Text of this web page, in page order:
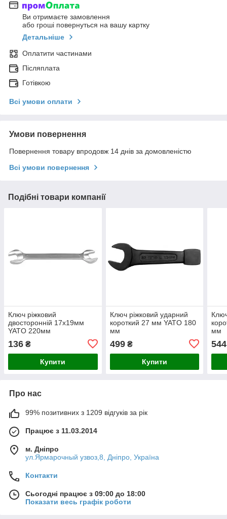
Ви отримаєте замовлення
або гроші повернуться на вашу картку
Детальніше
Оплатити частинами
Післяплата
Готівкою
Всі умови оплати
Умови повернення
Повернення товару впродовж 14 днів за домовленістю
Всі умови повернення
Подібні товари компанії
Ключ ріжковий
двосторонній 17х19мм
YATO 220мм
136 ₴
Купити
Ключ ріжковий ударний
короткий 27 мм YATO 180
мм
499₴
Купити
мм
544
Про нас
99% позитивних з 1209 відгуків за рік
Працює з 11.03.2014
м. Дніпро
ул.Ярмарочный узвоз,8, Дніпро, Україна
Контакти
Сьогодні працює з 09:00 до 18:00
Показати весь графік роботи